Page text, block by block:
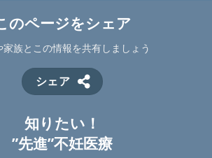
のページをシェア
家族とこの情報を共有しましょう
シェア
知りたい！
”先進”不妊医療